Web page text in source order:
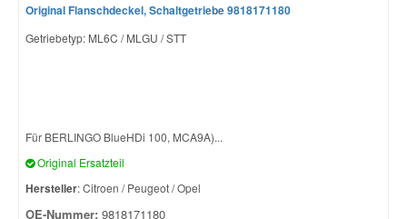
Original Flanschdeckel, Schaltgetriebe 9818171180
Getriebetyp: ML6C / MLGU / STT
Für BERLINGO BlueHDi 100, MCA9A)...
Original Ersatzteil
Hersteller: Citroen / Peugeot / Opel
OE-Nummer: 9818171180
Vauxhall Ersatzteile